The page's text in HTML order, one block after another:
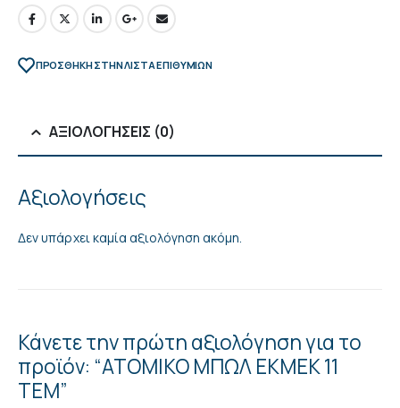
ΠΡΌΣΘΉΚΗ ΣΤΗΝ ΛΊΣΤΑ ΕΠΙΘΥΜΙΏΝ
ΑΞΙΟΛΟΓΉΣΕΙΣ (0)
Αξιολογήσεις
Δεν υπάρχει καμία αξιολόγηση ακόμη.
Κάνετε την πρώτη αξιολόγηση για το
προϊόν: “ΑΤΟΜΙΚΟ ΜΠΩΛ ΕΚΜΕΚ 11
ΤΕΜ”